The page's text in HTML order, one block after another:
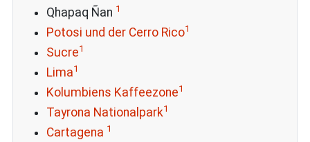
Qhapaq Ñan 1
Potosi und der Cerro Rico1
Sucre1
Lima1
Kolumbiens Kaffeezone1
Tayrona Nationalpark1
Cartagena 1